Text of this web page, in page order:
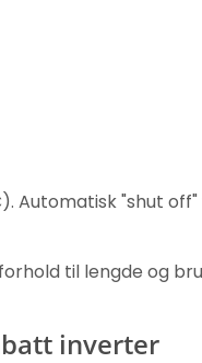
Automatisk "shut
til lengde og
inverter